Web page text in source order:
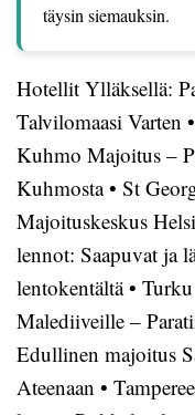
täysin siemauksin.
Hotellit Ylläksellä:
Talvilomaasi Varten •
Kuhmo Majoitus –
Kuhmosta• St
Majoituskeskus
lennot: Saapuvat ja
lentokentältä•
Malediiveille –
Edullinen majoitus
Ateenaan •